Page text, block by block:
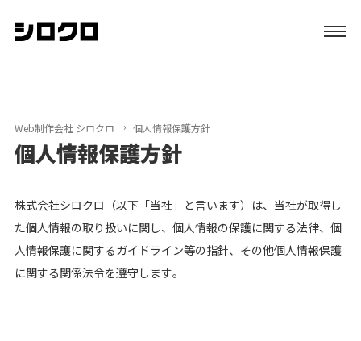
サービス
初めての方へ
ブログ
Web制作会社 シロクロ 個人情報保護方針
個人情報保護方針
株式会社シロクロ（以下「当社」と言います）は、当社が取得し
た個人情報の取り扱いに関し、個人情報の保護に関する法律、個
人情報保護に関するガイドライン等の指針、その他個人情報保護
に関する関係法令を遵守します。